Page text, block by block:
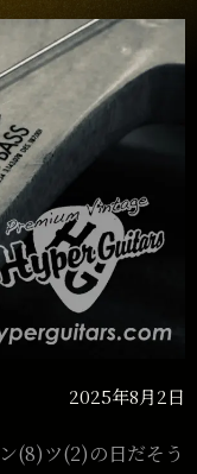
2025年8月2日
(8)ツ(2)の日だそう